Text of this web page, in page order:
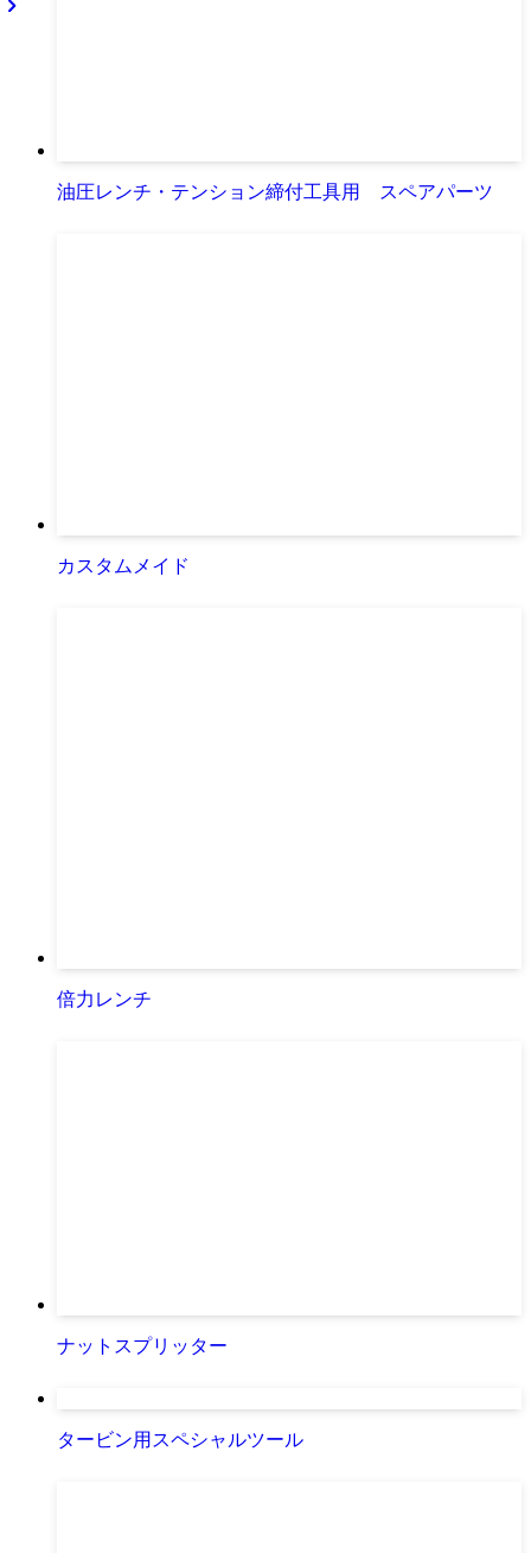
油圧レンチ・テンション締付工具用 スペアパーツ
カスタムメイド
倍力レンチ
ナットスプリッター
タービン用スペシャルツール